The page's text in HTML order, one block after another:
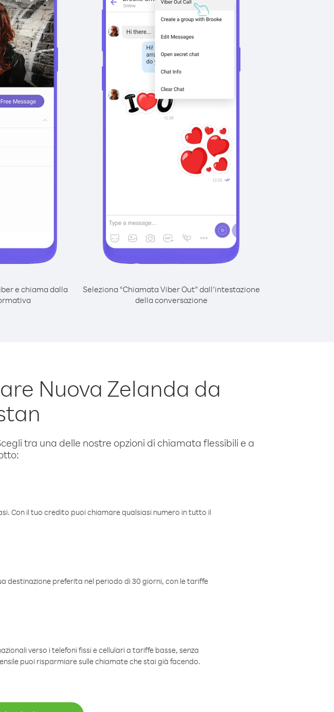
e chiama dalla
Seleziona “Chiamata Viber Out” dall’intestazione
della conversazione
Nuova Zelanda da
tra una delle nostre opzioni di chiamata flessibili e a
Con il tuo credito puoi chiamare qualsiasi numero in tutto il
destinazione preferita nel periodo di 30 giorni, con le tariffe
verso i telefoni fissi e cellulari a tariffe basse, senza
puoi risparmiare sulle chiamate che stai già facendo.